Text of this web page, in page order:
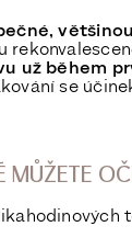
už během
se
MŮŽETE